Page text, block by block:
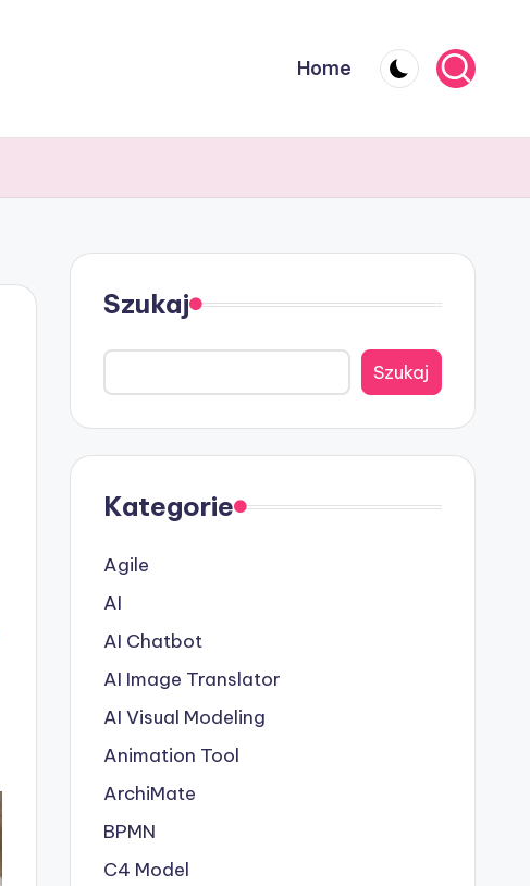
Home
Szukaj
Szukaj
Kategorie
Agile
AI
AI Chatbot
AI Image Translator
AI Visual Modeling
Animation Tool
ArchiMate
BPMN
C4 Model